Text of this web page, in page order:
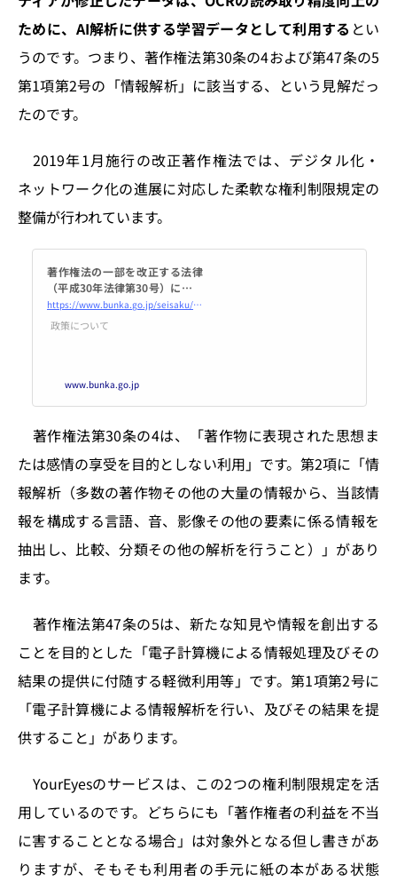
ために、AI解析に供する学習データとして利用する とい
うのです。つまり、著作権法第30条の4および第47条の5
第1項第2号の「情報解析」に該当する、という見解だっ
たのです。
2019年1月施行の改正著作権法では、デジタル化・
ネットワーク化の進展に対応した柔軟な権利制限規定の
整備が行われています。
著作権法の一部を改正する法律
（平成30年法律第30号）につい
て | 文化庁
https://www.bunka.go.jp/seisaku/chosakuken/hokaisei/h30_hokaisei/
政策について
www.bunka.go.jp
著作権法第30条の4は、「著作物に表現された思想ま
たは感情の享受を目的としない利用」です。第2項に「情
報解析（多数の著作物その他の大量の情報から、当該情
報を構成する言語、音、影像その他の要素に係る情報を
抽出し、比較、分類その他の解析を行うこと）」があり
ます。
著作権法第47条の5は、新たな知見や情報を創出する
ことを目的とした「電子計算機による情報処理及びその
結果の提供に付随する軽微利用等」です。第1項第2号に
「電子計算機による情報解析を行い、及びその結果を提
供すること」があります。
YourEyesのサービスは、この2つの権利制限規定を活
用しているのです。どちらにも「著作権者の利益を不当
に害することとなる場合」は対象外となる但し書きがあ
りますが、そもそも利用者の手元に紙の本がある状態